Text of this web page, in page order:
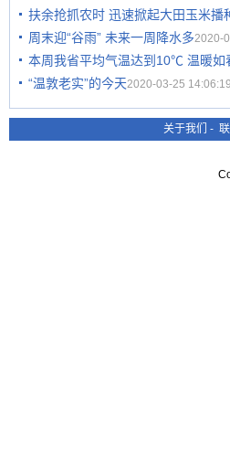
扶余抢抓农时 迅速掀起大田玉米播
周末迎“谷雨” 未来一周降水多2020-
本周我省平均气温达到10℃ 温暖如
“温敦老实”的今天2020-03-25 14:06:19
关于我们 -